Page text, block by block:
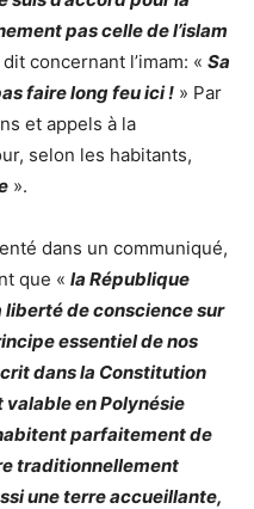
pas celle de l’islam
concernant l’imam: « Sa
faire long feu ici ! » Par
et appels à la
selon les habitants,
».
dans un communiqué,
que « la République
de conscience sur
essentiel de nos
dans la Constitution
en Polynésie
parfaitement de
traditionnellement
une terre accueillante,